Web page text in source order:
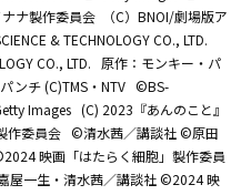
ナナ製作委員会
（C）BNOI/劇場版ア
& TECHNOLOGY CO., LTD.
CO., LTD.
原作：モンキー・パ
ンチ (C)TMS・NTV ©BS-
Images (C) 2023『あんのこと』
作委員会 ©清水茜／講談社 ©原田
映画「はたらく細胞」製作委員
屋一生・清水茜／講談社 ©2024 映